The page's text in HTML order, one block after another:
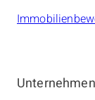
Unternehmen